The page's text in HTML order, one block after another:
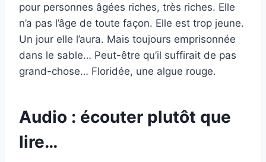
pour personnes âgées riches, très riches. Elle
n’a pas l’âge de toute façon. Elle est trop jeune.
Un jour elle l’aura. Mais toujours emprisonnée
dans le sable… Peut-être qu’il suffirait de pas
grand-chose… Floridée, une algue rouge.
Audio : écouter plutôt que
lire…